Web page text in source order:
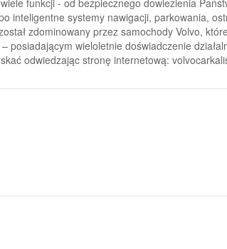
funkcji - od bezpiecznego dowiezienia
inteligentne systemy nawigacji, parkowania,
zdominowany przez samochody Volvo,
posiadającym wieloletnie doświadczenie
odwiedzając stronę internetową: